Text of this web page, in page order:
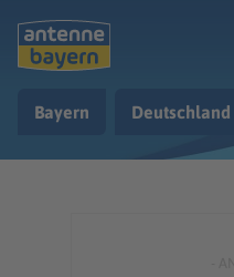
Bayern Deutschland